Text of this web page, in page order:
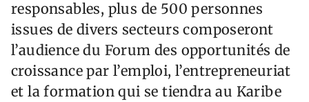
responsables, plus de 500 personnes
issues de divers secteurs composeront
l’audience du Forum des opportunités de
croissance par l’emploi, l’entrepreneuriat
et la formation qui se tiendra au Karibe